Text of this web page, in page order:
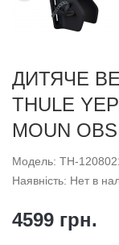
ДИТЯЧЕ
THULE
MOUN
Модель: TH-
Наявність: Нет в
4599 грн.